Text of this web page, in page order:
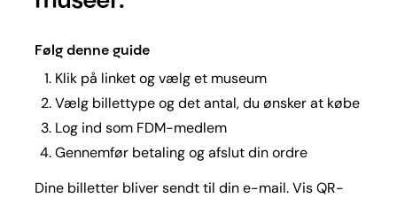
Følg denne guide
Klik på linket og vælg et museum
Vælg billettype og det antal, du ønsker at købe
Log ind som FDM-medlem
Gennemfør betaling og afslut din ordre
Dine billetter bliver sendt til din e-mail. Vis QR-